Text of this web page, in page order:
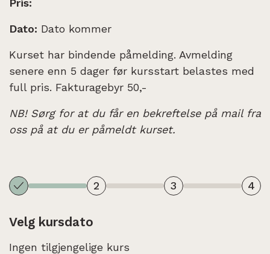
Dato: Dato kommer
Kurset har bindende påmelding. Avmelding
senere enn 5 dager før kursstart belastes med
full pris. Fakturagebyr 50,-
NB! Sørg for at du får en bekreftelse på mail fra
oss på at du er påmeldt kurset.
2 3 4
Velg kursdato
Ingen tilgjengelige kurs